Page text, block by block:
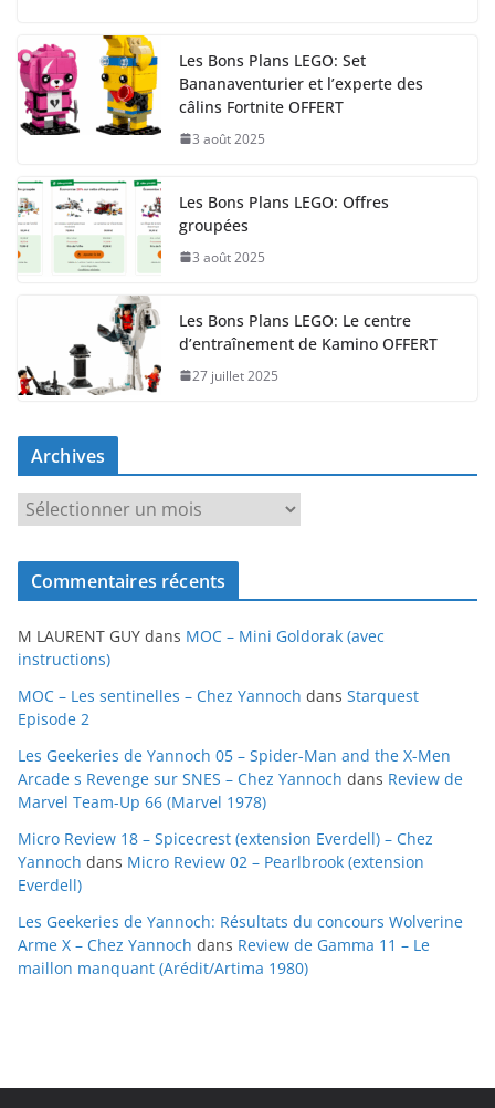
Les Bons Plans LEGO: Set
Bananaventurier et l’experte des
câlins Fortnite OFFERT
3 août 2025
Les Bons Plans LEGO: Offres
groupées
3 août 2025
Les Bons Plans LEGO: Le centre
d’entraînement de Kamino OFFERT
27 juillet 2025
Archives
r
c
v
e
s
Commentaires récents
M LAURENT GUY dans MOC – Mini Goldorak (avec
instructions)
MOC – Les sentinelles – Chez Yannoch dans Starquest
Episode 2
Les Geekeries de Yannoch 05 – Spider-Man and the X-Men
Arcade s Revenge sur SNES – Chez Yannoch dans Review de
Marvel Team-Up 66 (Marvel 1978)
Micro Review 18 – Spicecrest (extension Everdell) – Chez
Yannoch dans Micro Review 02 – Pearlbrook (extension
Everdell)
Les Geekeries de Yannoch: Résultats du concours Wolverine
Arme X – Chez Yannoch dans Review de Gamma 11 – Le
maillon manquant (Arédit/Artima 1980)